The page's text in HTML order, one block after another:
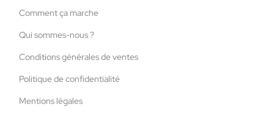
Comment ça marche
Qui sommes-nous ?
Conditions générales de ventes
Politique de confidentialité
Mentions légales